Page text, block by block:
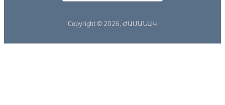
Copyright © 2026, ԺԱՄԱՆԱԿ